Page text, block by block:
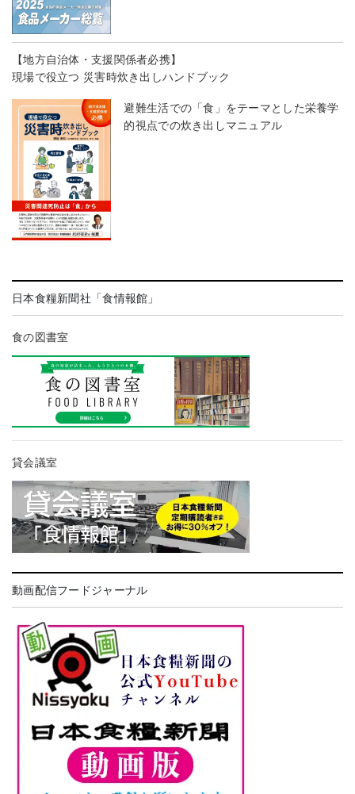
【地方自治体・支援関係者必携】
現場で役立つ 災害時炊き出しハンドブック
避難生活での「食」をテーマとした栄養学
的視点での炊き出しマニュアル
日本食糧新聞社「食情報館」
食の図書室
貸会議室
動画配信フードジャーナル